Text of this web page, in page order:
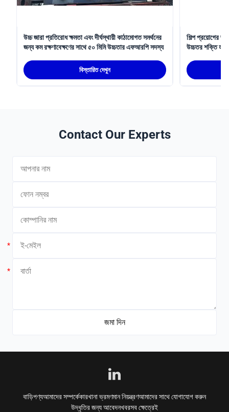
উচ্চ জারা প্রতিরোধ ক্ষমতা এবং দীর্ঘস্থায়ী কাঠামোগত সমর্থনের
জন্য কম রক্ষণাবেক্ষণের সাথে ৫০ মিমি উচ্চতার এফআরপি সদস্য
বিস্তারিত দেখুন
শিল্প প্রয়োগের
উচ্চতর শক্তি
Contact Our Experts
*
*
বাড়িপণ্যআমাদের সম্পর্কেকারখানা ভ্রমণমান নিয়ন্ত্রণআমাদের সাথে যোগাযোগ করুন
উদ্ধৃতির জন্য আবেদনখবরসব ক্ষেত্রেই